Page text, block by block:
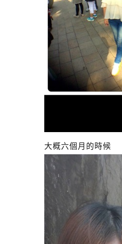
大概六個月的時候